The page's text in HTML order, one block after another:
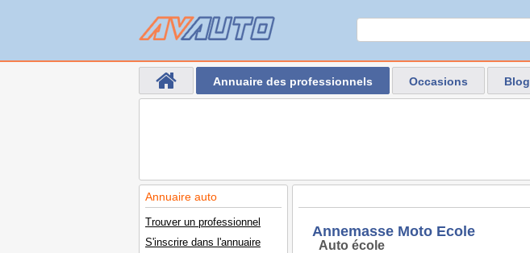
Annuaire des professionnels Occasions Blog
Annuaire auto
Trouver un professionnel
S'inscrire dans l'annuaire
Annemasse Moto Ecole
Auto école